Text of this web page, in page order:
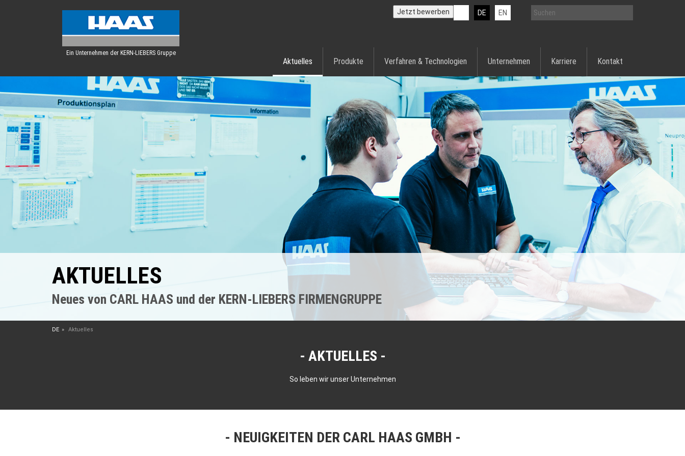
Ein Unternehmen der KERN-LIEBERS Gruppe
DE EN
Jetzt bewerben
Aktuelles Produkte Verfahren & Technologien Unternehmen Karriere Kontakt
AKTUELLES
Neues von CARL HAAS und der KERN-LIEBERS FIRMENGRUPPE
DE Aktuelles
AKTUELLES
So leben wir unser Unternehmen
NEUIGKEITEN DER CARL HAAS GMBH